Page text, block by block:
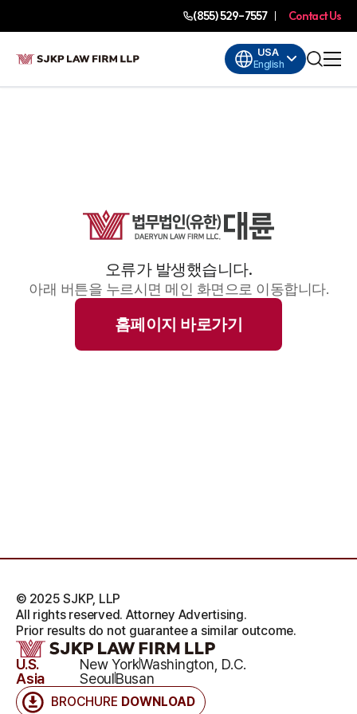
(855) 529-7557 Contact Us
USA
English
오류가 발생했습니다.
아래 버튼을 누르시면 메인 화면으로 이동합니다.
홈페이지 바로가기
BROCHURE DOWNLOAD
U.S. New YorkWashington, D.C.
Asia
SeoulBusan
© 2025 SJKP, LLP
All rights reserved. Attorney Advertising.
Prior results do not guarantee a similar outcome.